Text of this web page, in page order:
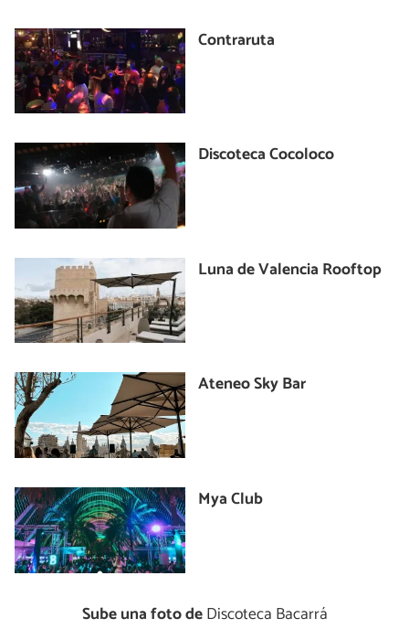
Contraruta
Discoteca Cocoloco
Luna de Valencia Rooftop
Ateneo Sky Bar
Mya Club
Sube una foto deDiscoteca Bacarrá